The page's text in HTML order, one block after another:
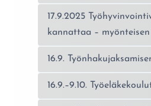
17.9.2025
kannattaa –
16.9.
16.9.–9.10.